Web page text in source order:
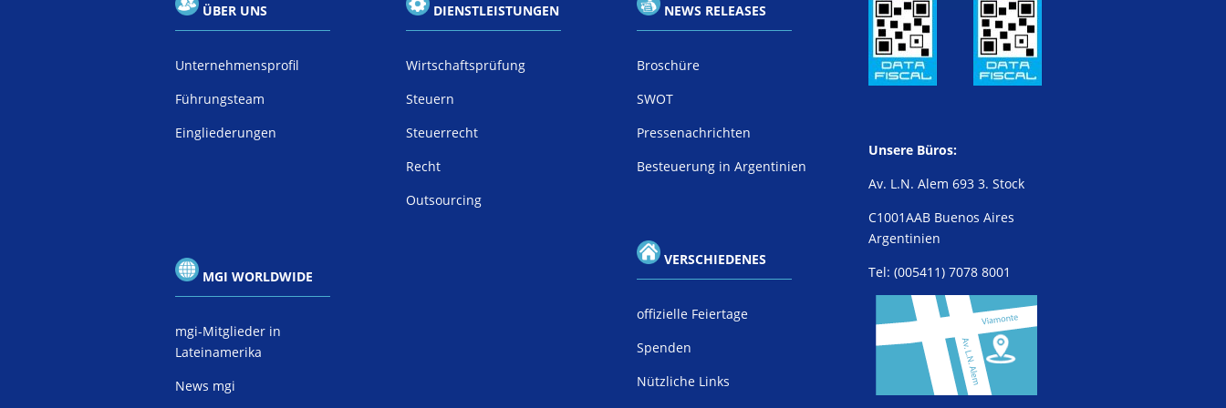
ÜBER UNS
Unternehmensprofil
Führungsteam
Eingliederungen
MGI WORLDWIDE
mgi-Mitglieder in
Lateinamerika
News mgi
DIENSTLEISTUNGEN
Wirtschaftsprüfung
Steuern
Steuerrecht
Recht
Outsourcing
NEWS RELEASES
Broschüre
SWOT
Pressenachrichten
Besteuerung in Argentinien
VERSCHIEDENES
offizielle Feiertage
Spenden
Nützliche Links
Unsere Büros:
Av. L.N. Alem 693 3. Stock
C1001AAB Buenos Aires
Argentinien
Tel: (005411) 7078 8001